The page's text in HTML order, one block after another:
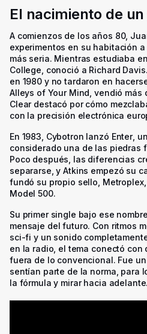
El nacimiento de
A comienzos de los años 80,
experimentos en su habitación
más seria. Mientras estudiaba
College, conoció a Richard
en 1980 y no tardaron en
Alleys of Your Mind, vendió más
Cleardestacó por cómo
con la precisión electrónica
En 1983, Cybotron lanzó Enter,
considerado una de las piedras
Poco después, las diferencias
separarse, y Atkins empezó su
fundó su propio sello,
Model 500.
Su primer single bajo ese
mensaje del futuro. Con ritmos
sci-fi y un sonido
en la radio, el tema conectó
fuera de lo convencional. Fue
sentían parte de la norma, para
la fórmula y mirar hacia adelante.